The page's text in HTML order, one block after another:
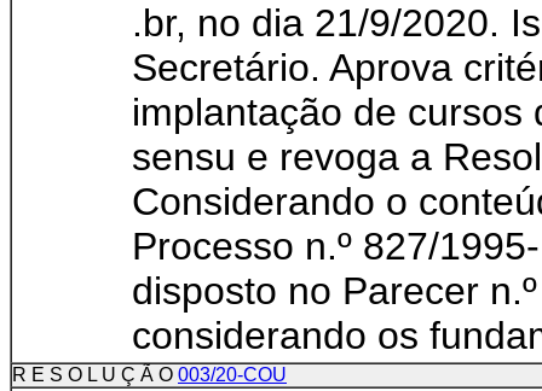
.br, no dia 21/9/2020.
Secretário. Aprova
implantação de cursos
sensu e revoga a
Considerando o
Processo n.º 827/
disposto no Parecer
considerando os
R E S O L U Ç Ã O 003/20-COU